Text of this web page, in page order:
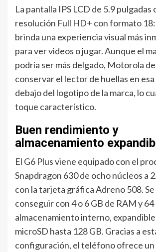
La pantalla IPS LCD de 5.9 pulgadas
resolución Full HD+ con formato
brinda una experiencia visual más
para ver videos o jugar. Aunque el
podría ser más delgado, Motorola
conservar el lector de huellas en
debajo del logotipo de la marca, lo
toque característico.
Buen rendimiento y
almacenamiento
El G6 Plus viene equipado con el
Snapdragon 630 de ocho núcleos a
con la tarjeta gráfica Adreno 508.
conseguir con 4 o 6 GB de RAM y 64
almacenamiento interno,
microSD hasta 128 GB. Gracias a
configuración, el teléfono ofrece